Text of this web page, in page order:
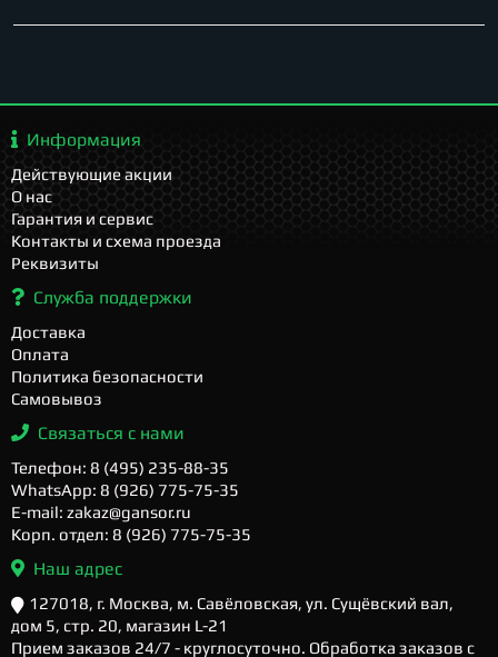
Информация
Действующие акции
О нас
Гарантия и сервис
Контакты и схема проезда
Реквизиты
Служба поддержки
Доставка
Оплата
Политика безопасности
Самовывоз
Связаться с нами
Телефон: 8 (495) 235-88-35
WhatsApp: 8 (926) 775-75-35
E-mail: zakaz@gansor.ru
Корп. отдел: 8 (926) 775-75-35
Наш адрес
127018, г. Москва, м. Савёловская, ул. Сущёвский вал,
дом 5, стр. 20, магазин L-21
Прием заказов 24/7 - круглосуточно. Обработка заказов с